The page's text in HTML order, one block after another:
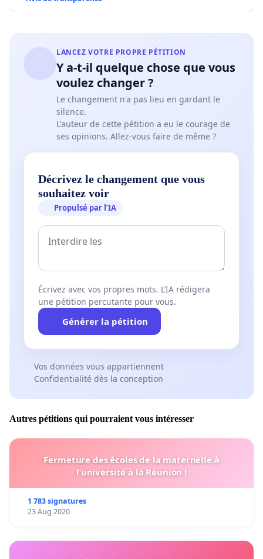
LANCEZ VOTRE PROPRE PÉTITION
Y a-t-il quelque chose que vous
voulez changer ?
Le changement n'a pas lieu en gardant le
silence.
L'auteur de cette pétition a eu le courage de
ses opinions. Allez-vous faire de même ?
Décrivez le changement que vous
souhaitez voir
Propulsé par l’IA
Écrivez avec vos propres mots. L’IA rédigera
une pétition percutante pour vous.
Générer la pétition
Vos données vous appartiennent
Confidentialité dès la conception
Autres pétitions qui pourraient vous intéresser
Fermeture des écoles de la maternelle à
l’université à là Réunion !
1 783 signatures
23 Aug 2020